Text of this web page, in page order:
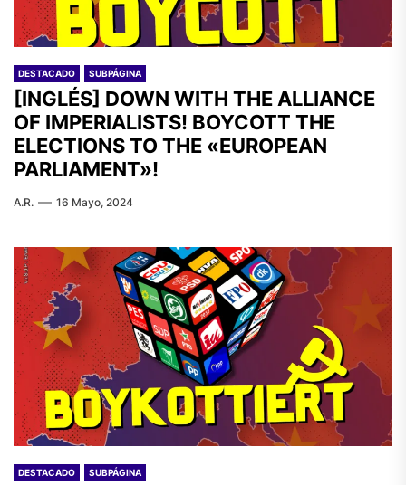
DESTACADO SUBPÁGINA
[INGLÉS] DOWN WITH THE ALLIANCE
OF IMPERIALISTS! BOYCOTT THE
ELECTIONS TO THE «EUROPEAN
PARLIAMENT»!
A.R. 16 Mayo, 2024
DESTACADO SUBPÁGINA